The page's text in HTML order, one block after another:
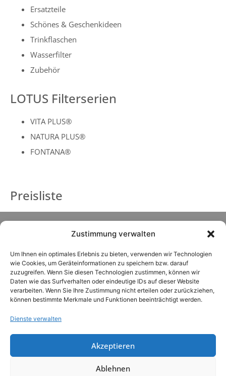
Zustimmung verwalten
Um Ihnen ein optimales Erlebnis zu bieten, verwenden wir Technologien
wie Cookies, um Geräteinformationen zu speichern bzw. darauf
zuzugreifen. Wenn Sie diesen Technologien zustimmen, können wir
Daten wie das Surfverhalten oder eindeutige IDs auf dieser Website
verarbeiten. Wenn Sie Ihre Zustimmung nicht erteilen oder zurückziehen,
können bestimmte Merkmale und Funktionen beeinträchtigt werden.
Dienste verwalten
Akzeptieren
Ablehnen
Ersatzteile
Schönes & Geschenkideen
Trinkflaschen
Wasserfilter
Zubehör
LOTUS Filterserien
VITA PLUS®
NATURA PLUS®
FONTANA®
Preisliste
LOTUS VITA GmbH & Co. KG